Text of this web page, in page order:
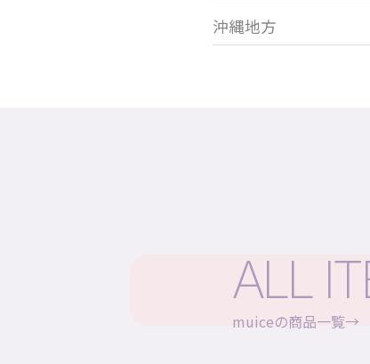
沖縄地方
ALL
muiceの商品一覧